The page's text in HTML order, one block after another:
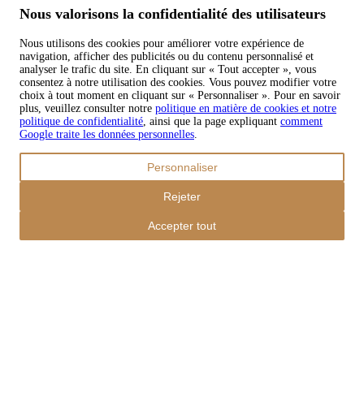
Copyright © 2026 TAPISO
Nous valorisons la confidentialité des utilisateurs
Nous utilisons des cookies pour améliorer votre expérience de
navigation, afficher des publicités ou du contenu personnalisé et
analyser le trafic du site. En cliquant sur « Tout accepter », vous
consentez à notre utilisation des cookies. Vous pouvez modifier votre
choix à tout moment en cliquant sur « Personnaliser ». Pour en savoir
plus, veuillez consulter notre politique en matière de cookies et notre
politique de confidentialité, ainsi que la page expliquant comment
Google traite les données personnelles.
Personnaliser
Rejeter
Accepter tout
Panier
0,00
0,00
Poursuivre les achats